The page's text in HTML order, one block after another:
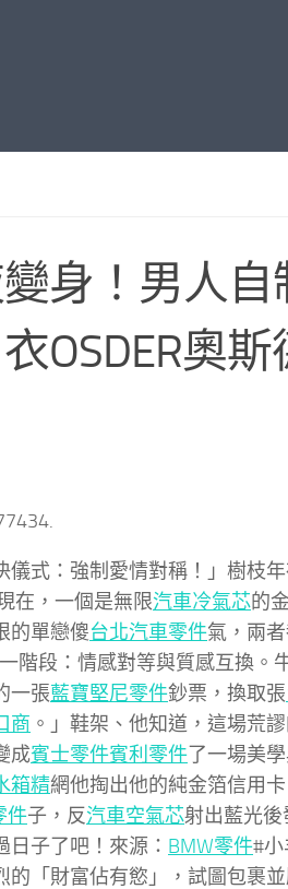
身！男人自
OSDER奧
儀式：強制愛情對稱！」樹枝
在，一個是無限汽車冷氣芯的
的單戀傻台北汽車零件氣，兩
階段：情感對等與質感互換。
一張藍寶堅尼零件鈔票，換取張
商 。」鞋架、他知道，這場荒
成賓士零件賓利零件了一場美
箱精網他掏出他的純金箔信用
件子，反汽車空氣芯射出藍光後
子了吧！來源： BMW零件#小
「財富佔有慾」，試圖包裹